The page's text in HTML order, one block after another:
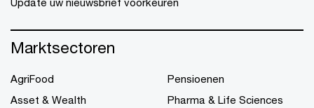
Marktsectoren
AgriFood
Asset & Wealth
Pensioenen
Pharma & Life Sciences